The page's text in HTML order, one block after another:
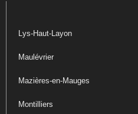
Lys-Haut-Layon
Maulévrier
Mazières-en-Mauges
Montilliers